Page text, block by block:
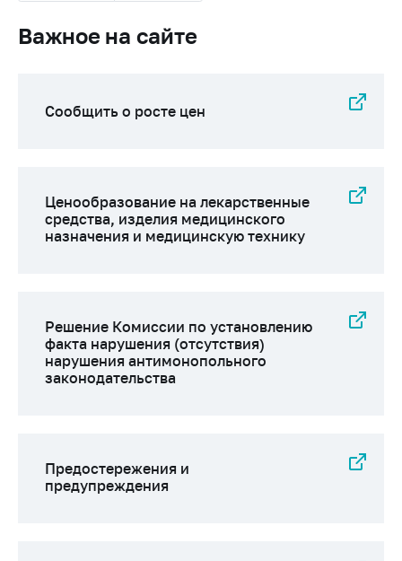
Важное на сайте
Сообщить о росте цен
Ценообразование на лекарственные
средства, изделия медицинского
назначения и медицинскую технику
Решение Комиссии по установлению
факта нарушения (отсутствия)
нарушения антимонопольного
законодательства
Предостережения и
предупреждения